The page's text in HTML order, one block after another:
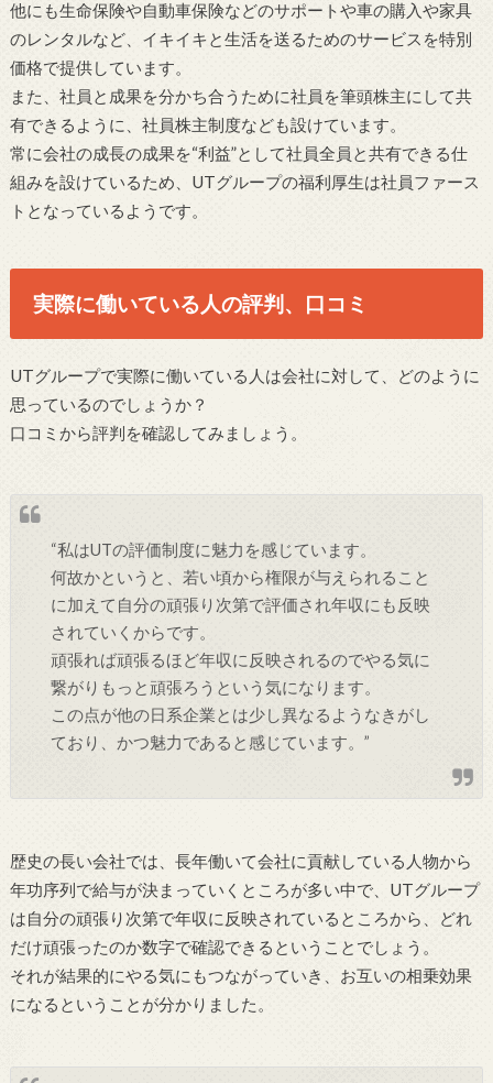
他にも生命保険や自動車保険などのサポートや車の購入や家具
のレンタルなど、イキイキと生活を送るためのサービスを特別
価格で提供しています。
また、社員と成果を分かち合うために社員を筆頭株主にして共
有できるように、社員株主制度なども設けています。
常に会社の成長の成果を“利益”として社員全員と共有できる仕
組みを設けているため、UTグループの福利厚生は社員ファース
トとなっているようです。
実際に働いている人の評判、口コミ
UTグループで実際に働いている人は会社に対して、どのように
思っているのでしょうか？
口コミから評判を確認してみましょう。
“私はUTの評価制度に魅力を感じています。
何故かというと、若い頃から権限が与えられること
に加えて自分の頑張り次第で評価され年収にも反映
されていくからです。
頑張れば頑張るほど年収に反映されるのでやる気に
繋がりもっと頑張ろうという気になります。
この点が他の日系企業とは少し異なるようなきがし
ており、かつ魅力であると感じています。”
歴史の長い会社では、長年働いて会社に貢献している人物から
年功序列で給与が決まっていくところが多い中で、UTグループ
は自分の頑張り次第で年収に反映されているところから、どれ
だけ頑張ったのか数字で確認できるということでしょう。
それが結果的にやる気にもつながっていき、お互いの相乗効果
になるということが分かりました。